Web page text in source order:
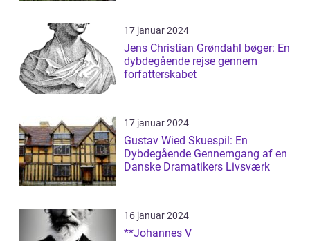
17 januar 2024
Jens Christian Grøndahl bøger: En
dybdegående rejse gennem
forfatterskabet
17 januar 2024
Gustav Wied Skuespil: En
Dybdegående Gennemgang af en
Danske Dramatikers Livsværk
16 januar 2024
**Johannes V